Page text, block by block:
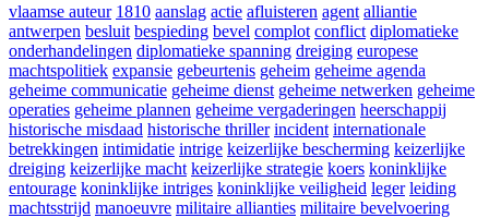
vlaamse auteur 1810 aanslag actie afluisteren agent alliantie
antwerpen besluit bespieding bevel complot conflict diplomatieke
onderhandelingen diplomatieke spanning dreiging europese
machtspolitiek expansie gebeurtenis geheim geheime agenda
geheime communicatie geheime dienst geheime netwerken geheime
operaties geheime plannen geheime vergaderingen heerschappij
historische misdaad historische thriller incident internationale
betrekkingen intimidatie intrige keizerlijke bescherming keizerlijke
dreiging keizerlijke macht keizerlijke strategie koers koninklijke
entourage koninklijke intriges koninklijke veiligheid leger leiding
machtsstrijd manoeuvre militaire allianties militaire bevelvoering